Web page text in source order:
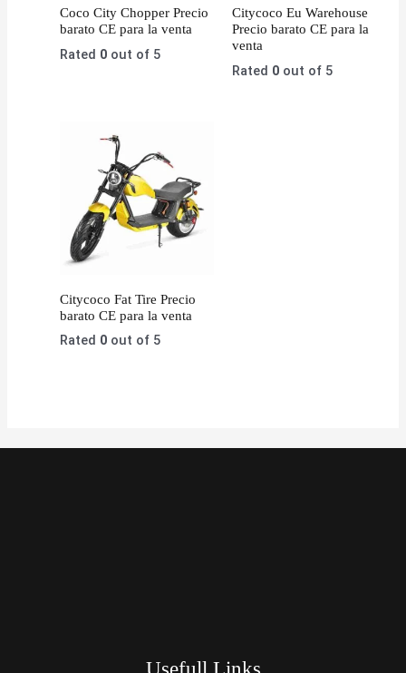
Coco City Chopper Precio
barato CE para la venta
Rated 0 out of 5
Citycoco Eu Warehouse
Precio barato CE para la
venta
Rated 0out of 5
Citycoco Fat Tire Precio
barato CE para la venta
Rated 0 out of 5